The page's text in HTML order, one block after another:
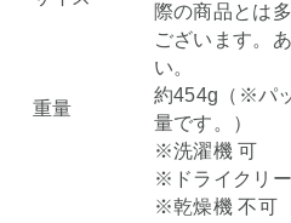
際の商品とは
ございます。
い。
重量
約454g（※パ
量です。）
※洗濯機 可
※ドライクリ
※乾燥機 不可